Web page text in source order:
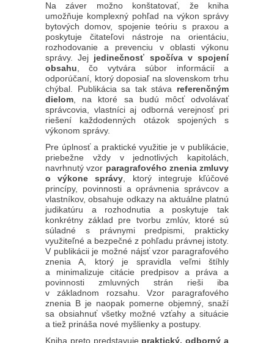
Na záver možno konštatovať, že kniha
umožňuje komplexný pohľad na výkon správy
bytových domov, spojenie teóriu s praxou a
poskytuje čitateľovi nástroje na orientáciu,
rozhodovanie a prevenciu v oblasti výkonu
správy. Jej jedinečnosť spočíva v spojení
obsahu, čo vytvára súbor informácií a
odporúčaní, ktorý doposiaľ na slovenskom trhu
chýbal. Publikácia sa tak stáva referenčným
dielom, na ktoré sa budú môcť odvolávať
správcovia, vlastníci aj odborná verejnosť pri
riešení každodenných otázok spojených s
výkonom správy.
Pre úplnosť a praktické využitie je v publikácie,
priebežne vždy v jednotlivých kapitolách,
navrhnutý vzor paragrafového znenia zmluvy
o výkone správy, ktorý integruje kľúčové
princípy, povinnosti a oprávnenia správcov a
vlastníkov, obsahuje odkazy na aktuálne platnú
judikatúru a rozhodnutia a poskytuje tak
konkrétny základ pre tvorbu zmlúv, ktoré sú
súladné s právnymi predpismi, prakticky
využiteľné a bezpečné z pohľadu právnej istoty.
V publikácii je možné nájsť vzor paragrafového
znenia A, ktorý je spravidla veľmi štíhly
a minimalizuje citácie predpisov a práva a
povinnosti zmluvných strán rieši iba
v základnom rozsahu. Vzor paragrafového
znenia B je naopak pomerne objemný, snaží
sa obsiahnuť všetky možné vzťahy a situácie
a tiež prináša nové myšlienky a postupy.
Kniha preto predstavuje praktický, odborný a